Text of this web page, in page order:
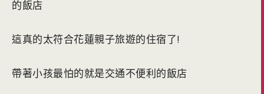
的飯店
這真的太符合花蓮親子旅遊的住宿了!
帶著小孩最怕的就是交通不便利的飯店